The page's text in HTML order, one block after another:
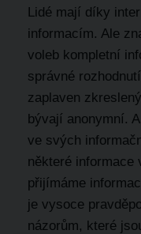
Lidé mají díky
informacím. Ale
voleb kompletní
správné
zaplaven
bývají anonymní.
ve svých
některé informace
přijímáme
je vysoce
názorům, které